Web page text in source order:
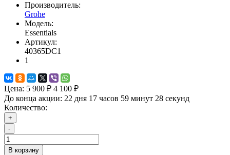
Производитель:
Grohe
Модель:
Essentials
Артикул:
40365DC1
1
Цена: 5 900 ₽ 4 100 ₽
До конца акции: 22 дня 17 часов 59 минут 27 секунд
Количество:
+
-
В корзину